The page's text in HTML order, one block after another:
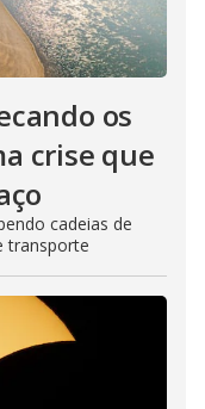
os
crise que
cadeias de
transporte